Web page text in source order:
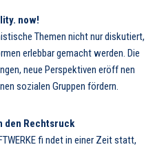
now!
Themen nicht nur diskutiert,
erlebbar gemacht werden. Die
neue Perspektiven eröff nen
sozialen Gruppen fördern.
den Rechtsruck
fi ndet in einer Zeit statt,